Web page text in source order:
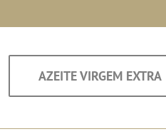
AZEITE VIRGEM EXTRA